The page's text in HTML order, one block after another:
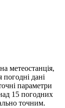
метеостанція,
дані
параметри
15 погодних
точним.